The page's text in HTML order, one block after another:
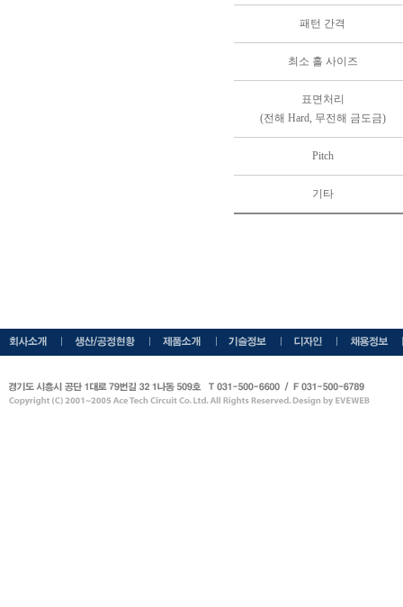
패턴 간격
최소 홀 사이즈
표면처리
(전해 Hard, 무전해 금도금)
Pitch
기타